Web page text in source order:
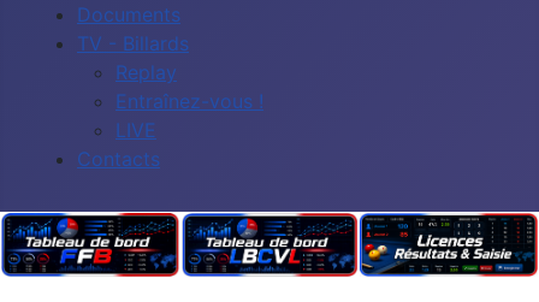
Documents
TV - Billards
Replay
Entraînez-vous !
LIVE
Contacts